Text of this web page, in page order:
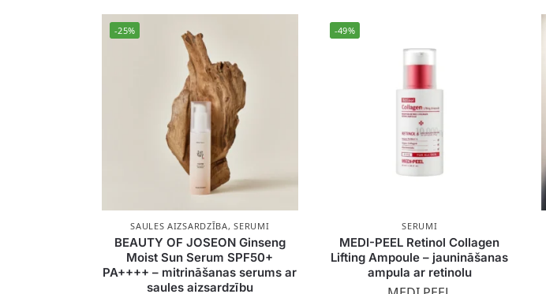
-25%
SAULES AIZSARDZĪBA,SERUMI
BEAUTY OF JOSEON Ginseng
Moist Sun Serum SPF50+
PA++++ – mitrināšanas serums ar
saules aizsardzību
-49%
SERUMI
MEDI-PEEL Retinol Collagen
Lifting Ampoule – jaunināšanas
ampula ar retinolu